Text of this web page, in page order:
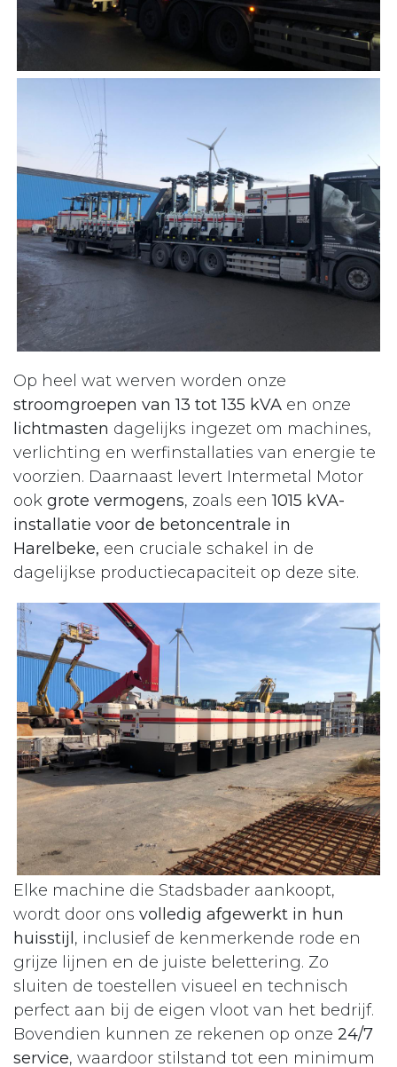
Op heel wat werven worden onze
stroomgroepen van 13 tot 135 kVA en onze
lichtmasten dagelijks ingezet om machines,
verlichting en werfinstallaties van energie te
voorzien. Daarnaast levert Intermetal Motor
ook grote vermogens, zoals een1015 kVA-
installatie voor de betoncentrale in
Harelbeke, een cruciale schakel in de
dagelijkse productiecapaciteit op deze site.
Elke machine die Stadsbader aankoopt,
wordt door ons volledig afgewerkt in hun
huisstijl , inclusief de kenmerkende rode en
grijze lijnen en de juiste belettering. Zo
sluiten de toestellen visueel en technisch
perfect aan bij de eigen vloot van het bedrijf.
Bovendien kunnen ze rekenen op onze 24/7
service, waardoor stilstand tot een minimum